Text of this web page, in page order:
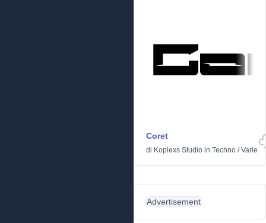
Coret
di Koplexs Studio in Techno /Varie
Advertisement